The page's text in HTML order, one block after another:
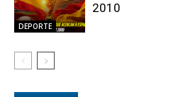
DEPORTE
2010